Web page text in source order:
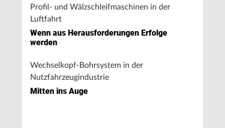
Profil- und Wälzschleifmaschinen in der
Luftfahrt
Wenn aus Herausforderungen Erfolge
werden
Wechselkopf-Bohrsystem in der
Nutzfahrzeugindustrie
Mitten ins Auge